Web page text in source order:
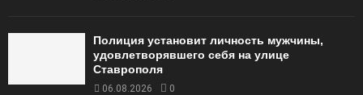
Полиция установит личность мужчины,
удовлетворявшего себя на улице
Ставрополя
06.08.2026 0